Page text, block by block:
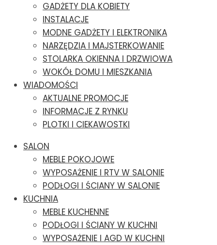
GADŻETY DLA KOBIETY
INSTALACJE
MODNE GADŻETY I ELEKTRONIKA
NARZĘDZIA I MAJSTERKOWANIE
STOLARKA OKIENNA I DRZWIOWA
WOKÓŁ DOMU I MIESZKANIA
WIADOMOŚCI
AKTUALNE PROMOCJE
INFORMACJE Z RYNKU
PLOTKI I CIEKAWOSTKI
SALON
MEBLE POKOJOWE
WYPOSAŻENIE I RTV W SALONIE
PODŁOGI I ŚCIANY W SALONIE
KUCHNIA
MEBLE KUCHENNE
PODŁOGI I ŚCIANY W KUCHNI
WYPOSAŻENIE I AGD W KUCHNI